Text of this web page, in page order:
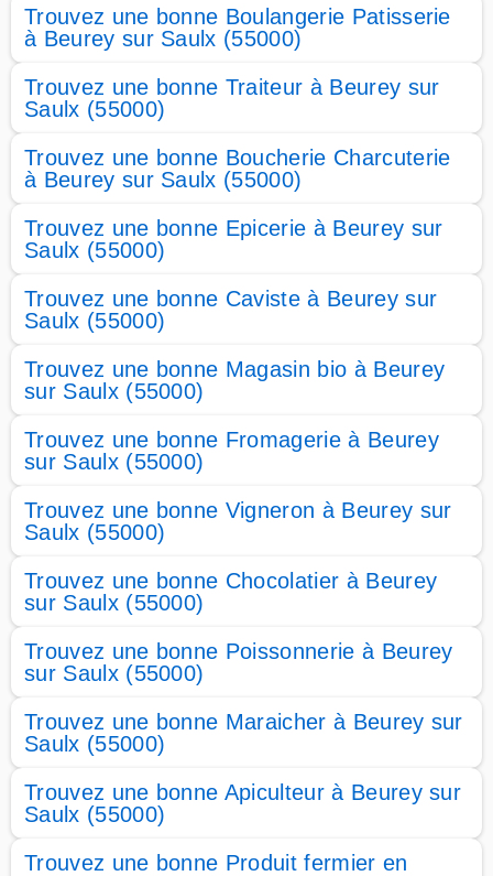
Trouvez une bonne Boulangerie Patisserie
à Beurey sur Saulx (55000)
Trouvez une bonne Traiteur à Beurey sur
Saulx (55000)
Trouvez une bonne Boucherie Charcuterie
à Beurey sur Saulx (55000)
Trouvez une bonne Epicerie à Beurey sur
Saulx (55000)
Trouvez une bonne Caviste à Beurey sur
Saulx (55000)
Trouvez une bonne Magasin bio à Beurey
sur Saulx (55000)
Trouvez une bonne Fromagerie à Beurey
sur Saulx (55000)
Trouvez une bonne Vigneron à Beurey sur
Saulx (55000)
Trouvez une bonne Chocolatier à Beurey
sur Saulx (55000)
Trouvez une bonne Poissonnerie à Beurey
sur Saulx (55000)
Trouvez une bonne Maraicher à Beurey sur
Saulx (55000)
Trouvez une bonne Apiculteur à Beurey sur
Saulx (55000)
Trouvez une bonne Produit fermier en